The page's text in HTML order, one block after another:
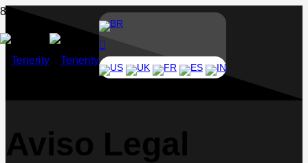
BR
US UK FR ES IN
Aviso Legal